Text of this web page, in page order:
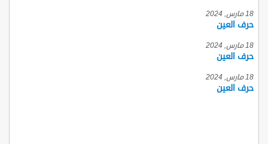
18 مارس, 2024
حرف العين
18 مارس, 2024
حرف العين
18 مارس, 2024
حرف العين